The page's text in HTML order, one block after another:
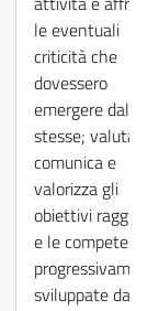
le eventuali
criticità che
dovessero
emergere dalle
stesse; valuta,
comunica e
valorizza gli
obiettivi raggiunti
e le competenze
sviluppate dallo